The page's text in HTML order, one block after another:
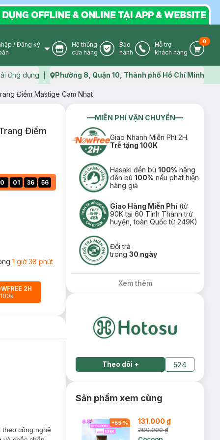
User Icon
/ Đăng ký
Store Icon
Hệ thống
cửa hàng
Warranty Icon
Bảo
hành
Phone Icon
Hỗ trợ
khách hàng
Cart
0
ứng dụng Map icon
Phường 8, Quận 10, Thành phố Hồ Chí Minh
Điểm Mastige Cam Nhạt
Điểm
0 : 01 : 36 : 55
1 giờ 38 phút
2H
theo công nghệ
MIỄN PHÍ VẬN CHUYỂN
Giao Nhanh Miễn Phí 2H.
Trễ tặng 100K
Hasaki đền bù100% hãng
đền bù100% nếu phát hiện
hàng giả
Giao Hàng Miễn Phí (từ
90K tại 60 Tỉnh Thành trừ
huyện, toàn Quốc từ 249K)
Đổi trả
trong30 ngày
Xem thêm
Theo dõi + 524
Sản phẩm xem cùng
-55% 131.000 ₫
290.000 ₫